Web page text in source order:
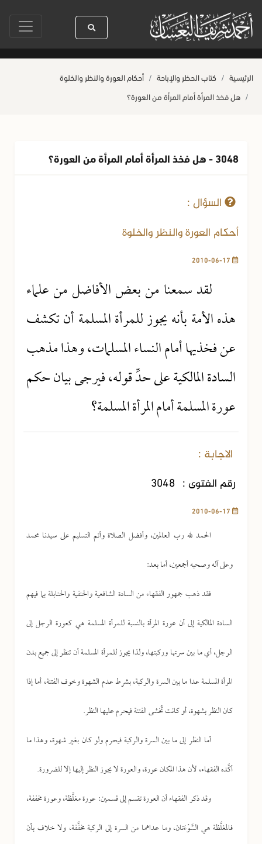
سيدنا رسول الله ﷺ كله رحمة صلاة آخر أربعاء من صفر حياة القلوب
الرئيسية كتاب الحظر والإباحة
أحكام العورة والنظر والخلوة
هل فخذ المرأة أمام المرأة من العورة؟
3048 - هل فخذ المرأة أمام المرأة من العورة؟
السؤال :
أحكام العورة والنظر والخلوة
لقد سمعنا من بعض الأفاضل من علماء
هذه الأمة بأنه يجوز للمرأة المسلمة أن تكشف
عن فخذيها أمام النساء المسلمات، وهذا مذهب
السادة المالكية على حدِّ قوله، فيرجى بيان حكم
عورة المسلمة أمام المرأة المسلمة؟
الاجابة :
رقم الفتوى : 3048
الحمد لله رب العالمين، وأفضل الصلاة وأتم التسليم على سيدنا محمد
وعلى آله وصحبه أجمعين، أما بعد:
فقد ذهب جمهور الفقهاء من السادة الشافعية والحنفية والحنابلة بما فيهم
السادة المالكية إلى أن عورة المرأة بالنسبة للمرأة المسلمة هي كعورة الرجل إلى
الرجل، أي ما بين سرتها وركبتها، ولذا يجوز للمرأة المسلمة أن تنظر إلى جميع بدن
المرأة المسلمة عدا ما بين السرة والركبة، بشرط عدم الشهوة وخوف الفتنة، أما إذا
كان النظر بشهوة، أو كانت تُخشى الفتنة فيحرم عليها النظر.
أما النظر إلى ما بين السرة والركبة فيحرم ولو كان بغير شهوة، وهذا ما
أكَّده الفقهاء، لأن هذا المكان عورة، والعورة لا يجوز النظر إليها إلا للضرورة.
وقد ذكر الفقهاء أن العورة تقسم إلى قسمين: عورة مغلَّظة، وعورة مخففة،
فالمغلَّظة هي السَّوْءَتان، وما عداهما من السرة إلى الركبة مخفَّفة، ولا خلاف بأن